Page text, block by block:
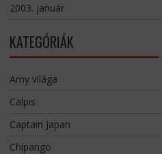
2003. január
KATEGÓRIÁK
Amy világa
Calpis
Captain Japan
Chipango